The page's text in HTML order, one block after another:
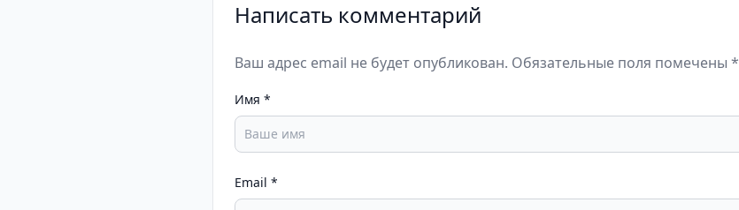
Написать комментарий
Ваш адрес email не будет опубликован. Обязательные поля помечены *
Имя *
Email *